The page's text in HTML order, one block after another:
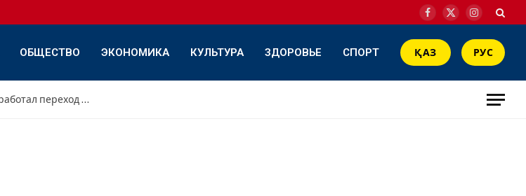
Facebook
X
Instagram
ОБЩЕСТВО ЭКОНОМИКА КУЛЬТУРА ЗДОРОВЬЕ СПОРТ ҚАЗ РУС
Интервью с Дамиром Садыровым: «Как я разработал переход с переднего треугольника на обратный»